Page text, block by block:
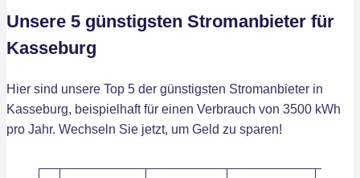
Unsere 5 günstigsten Stromanbieter für
Kasseburg
Hier sind unsere Top 5 der günstigsten Stromanbieter in
Kasseburg, beispielhaft für einen Verbrauch von 3500 kWh
pro Jahr. Wechseln Sie jetzt, um Geld zu sparen!